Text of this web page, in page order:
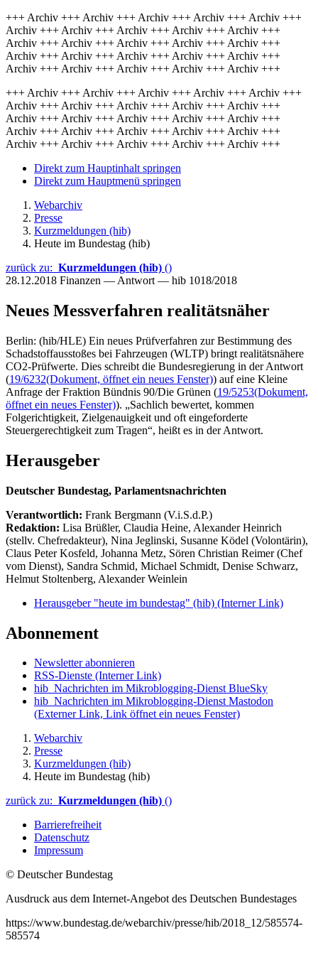
+++ Archiv +++ Archiv +++ Archiv +++ Archiv +++ Archiv +++
Archiv +++ Archiv +++ Archiv +++ Archiv +++ Archiv +++
Archiv +++ Archiv +++ Archiv +++ Archiv +++ Archiv +++
Archiv +++ Archiv +++ Archiv +++ Archiv +++ Archiv +++
Archiv +++ Archiv +++ Archiv +++ Archiv +++ Archiv +++
+++ Archiv +++ Archiv +++ Archiv +++ Archiv +++ Archiv +++
Archiv +++ Archiv +++ Archiv +++ Archiv +++ Archiv +++
Archiv +++ Archiv +++ Archiv +++ Archiv +++ Archiv +++
Archiv +++ Archiv +++ Archiv +++ Archiv +++ Archiv +++
Archiv +++ Archiv +++ Archiv +++ Archiv +++ Archiv +++
Direkt zum Hauptinhalt springen
Direkt zum Hauptmenü springen
Webarchiv
Presse
Kurzmeldungen (hib)
Heute im Bundestag (hib)
zurück zu: Kurzmeldungen (hib) ()
28.12.2018 Finanzen — Antwort — hib 1018/2018
Neues Messverfahren realitätsnäher
Berlin: (hib/HLE) Ein neues Prüfverfahren zur Bestimmung des
Schadstoffausstoßes bei Fahrzeugen (WLTP) bringt realitätsnähere
CO2-Prüfwerte. Dies schreibt die Bundesregierung in der Antwort
(19/6232(Dokument, öffnet ein neues Fenster)) auf eine Kleine
Anfrage der Fraktion Bündnis 90/Die Grünen (19/5253(Dokument,
öffnet ein neues Fenster)). „Sachlich bewertet, kommen
Folgerichtigkeit, Zielgenauigkeit und oft eingeforderte
Steuergerechtigkeit zum Tragen“, heißt es in der Antwort.
Herausgeber
Deutscher Bundestag, Parlamentsnachrichten
Verantwortlich: Frank Bergmann (V.i.S.d.P.)
Redaktion: Lisa Brüßler, Claudia Heine, Alexander Heinrich
(stellv. Chefredakteur), Nina Jeglinski, Susanne Ködel (Volontärin),
Claus Peter Kosfeld, Johanna Metz, Sören Christian Reimer (Chef
vom Dienst), Sandra Schmid, Michael Schmidt, Denise Schwarz,
Helmut Stoltenberg, Alexander Weinlein
Herausgeber "heute im bundestag" (hib) (Interner Link)
Abonnement
Newsletter abonnieren
RSS-Dienste (Interner Link)
hib_Nachrichten im Mikroblogging-Dienst BlueSky
hib_Nachrichten im Mikroblogging-Dienst Mastodon
(Externer Link, Link öffnet ein neues Fenster)
Webarchiv
Presse
Kurzmeldungen (hib)
Heute im Bundestag (hib)
zurück zu: Kurzmeldungen (hib) ()
Barrierefreiheit
Datenschutz
Impressum
© Deutscher Bundestag
Ausdruck aus dem Internet-Angebot des Deutschen Bundestages
https://www.bundestag.de/webarchiv/presse/hib/2018_12/585574-
585574